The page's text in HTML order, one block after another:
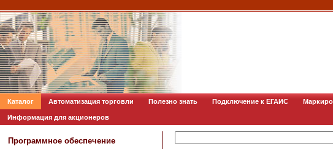
Каталог Автоматизация торговли Полезно знать Подключение к ЕГАИС
Информация для акционеров
Программное обеспечение